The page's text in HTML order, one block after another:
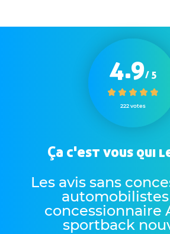
4.9/ 5
222 votes
Ça c'est vous qui
Les avis sans
automobilistes
concessionnaire
sportback